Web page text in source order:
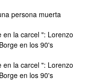
persona muerta
en la carcel ": Lorenzo
en los 90's
en la carcel ": Lorenzo
en los 90's